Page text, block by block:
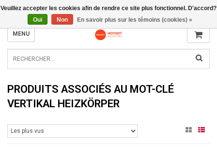
INFO@RADIATORS.SHOP
MENU
PRODUITS ASSOCIÉS AU MOT-CLÉ
VERTIKAL HEIZKÖRPER
Veuillez accepter les cookies afin de rendre ce site plus fonctionnel. D'accord?
Oui
Non En savoir plus sur les témoins (cookies) »